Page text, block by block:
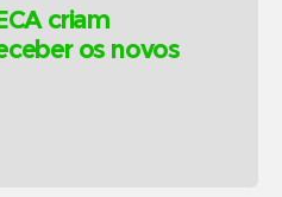
criam
os novos